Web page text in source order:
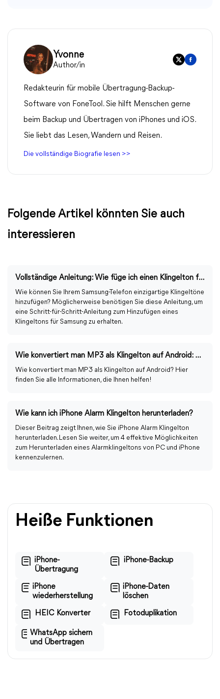
Yvonne
Author/in
Redakteurin für mobile Übertragung-Backup-
Software von FoneTool. Sie hilft Menschen gerne
beim Backup und Übertragen von iPhones und iOS.
Sie liebt das Lesen, Wandern und Reisen.
Die vollständige Biografie lesen >>
Folgende Artikel könnten Sie auch
interessieren
Vollständige Anleitung: Wie füge ich einen Klingelton für Samsung hinzu?
Wie können Sie Ihrem Samsung-Telefon einzigartige Klingeltöne
hinzufügen? Möglicherweise benötigen Sie diese Anleitung, um
eine Schritt-für-Schritt-Anleitung zum Hinzufügen eines
Klingeltons für Samsung zu erhalten.
Wie konvertiert man MP3 als Klingelton auf Android: Vollständige Anleitung?
Wie konvertiert man MP3 als Klingelton auf Android? Hier
finden Sie alle Informationen, die Ihnen helfen!
Wie kann ich iPhone Alarm Klingelton herunterladen?
Dieser Beitrag zeigt Ihnen, wie Sie iPhone Alarm Klingelton
herunterladen. Lesen Sie weiter, um 4 effektive Möglichkeiten
zum Herunterladen eines Alarmklingeltons von PC und iPhone
kennenzulernen.
Heiße Funktionen
iPhone-
Übertragung
iPhone-Backup
iPhone
wiederherstellung
iPhone-Daten
löschen
HEIC Konverter Fotoduplikation
WhatsApp sichern
und Übertragen